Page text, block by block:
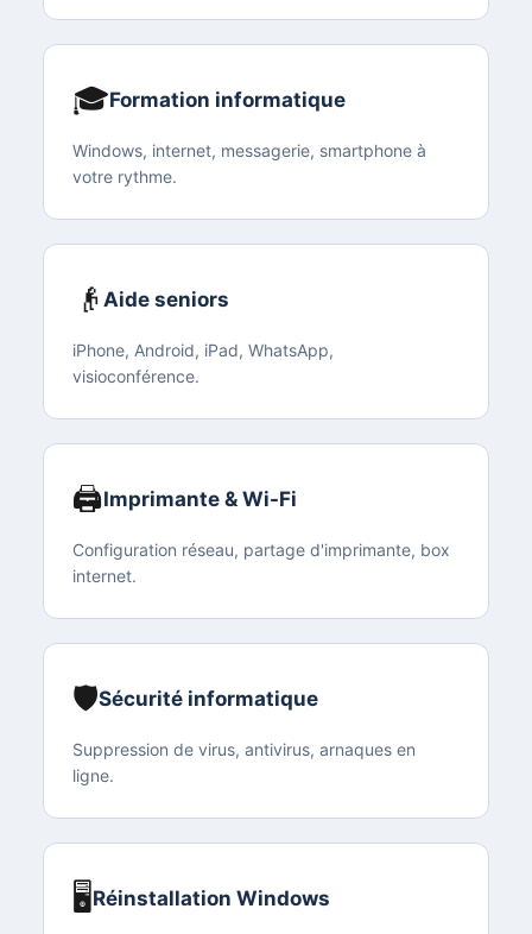
🎓Formation informatique
Windows, internet, messagerie, smartphone à
votre rythme.
👴 Aide seniors
iPhone, Android, iPad, WhatsApp,
visioconférence.
🖨️Imprimante & Wi-Fi
Configuration réseau, partage d'imprimante, box
internet.
🛡️Sécurité informatique
Suppression de virus, antivirus, arnaques en
ligne.
🖥️ Réinstallation Windows